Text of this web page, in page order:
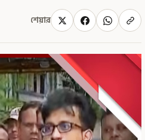
শেয়ার